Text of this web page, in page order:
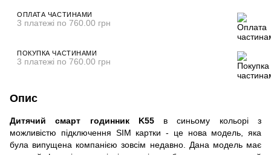
ОПЛАТА ЧАСТИНАМИ
3 платежі по 760.00 грн
ПОКУПКА ЧАСТИНАМИ
3 платежі по 760.00 грн
Опис
Дитячий смарт годинник K55в синьому кольорі з
можливістю підключення SIM картки - це нова модель, яка
була випущена компанією зовсім недавно. Дана модель має